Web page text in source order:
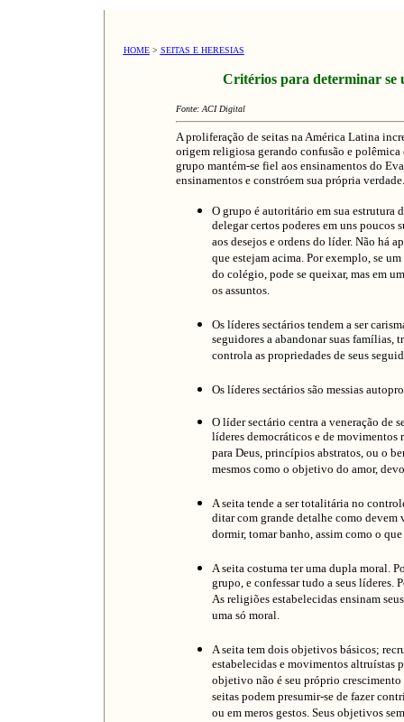
HOME> SEITAS E HERESIAS
Critérios para determinar se
Fonte: ACI Digital
A proliferação de seitas na América Latina
origem religiosa gerando confusão e
grupo mantém-se fiel aos ensinamentos do
ensinamentos e constróem sua própria
O grupo é autoritário em sua estrutura
delegar certos poderes em uns poucos
aos desejos e ordens do líder. Não há
que estejam acima. Por exemplo, se
do colégio, pode se queixar, mas em
os assuntos.
Os líderes sectários tendem a ser
seguidores a abandonar suas famílias,
controla as propriedades de seus
Os líderes sectários são messias
O líder sectário centra a veneração de
líderes democráticos e de movimentos
para Deus, princípios abstratos, ou o
mesmos como o objetivo do amor,
A seita tende a ser totalitária no
ditar com grande detalhe como devem
dormir, tomar banho, assim como o
A seita costuma ter uma dupla moral.
grupo, e confessar tudo a seus líderes.
As religiões estabelecidas ensinam
uma só moral.
A seita tem dois objetivos básicos;
estabelecidas e movimentos altruístas
objetivo não é seu próprio crescimento
seitas podem presumir-se de fazer
ou em meros gestos. Seus objetivos